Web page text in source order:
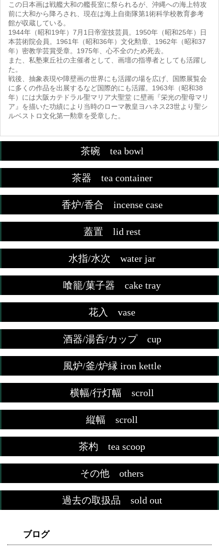
この日本画は戦艦大和の艦長室に祭られるが、沖縄への海上特攻
前に大和から降ろされ、現在は海上自衛隊第1術科学校教育参考
館が収蔵している。
1944年（昭和19年）7月1日帝室技芸員。1950年（昭和25年）日
本芸術院会員。1961年（昭和36年）文化勲章、1962年（昭和37
年）密教学芸賞受章。1975年、心不全のため死去。
また、私塾東丘社の主催者として、画壇の指導者としても活躍し
た。
戦後、抽象表現や障壁画の世界にも活躍の場を広げ、国際展覧会
に多くの作品を出展するなど国際的にも活躍。1963年（昭和38
年）には大阪カテドラル聖マリア大聖堂 に壁画『栄光の聖母マリ
ア』を描いた功績により当時のローマ教皇ヨハネス23世より聖シ
ルベストロ文化第一勲章を受章した。
茶碗 tea bowl
茶器 tea container
香炉/香合 incense case
蓋置 lid rest
水指/水次 water jar
喰籠/菓子器 cake tray
花入 vase
酒器/湯呑/カップ cup
風炉/釜/炉縁 iron kettle
横幅/行灯幅 scroll
縦幅 scroll
茶杓 tea scoop
その他 others
過去の取扱品 sold out
ブログ